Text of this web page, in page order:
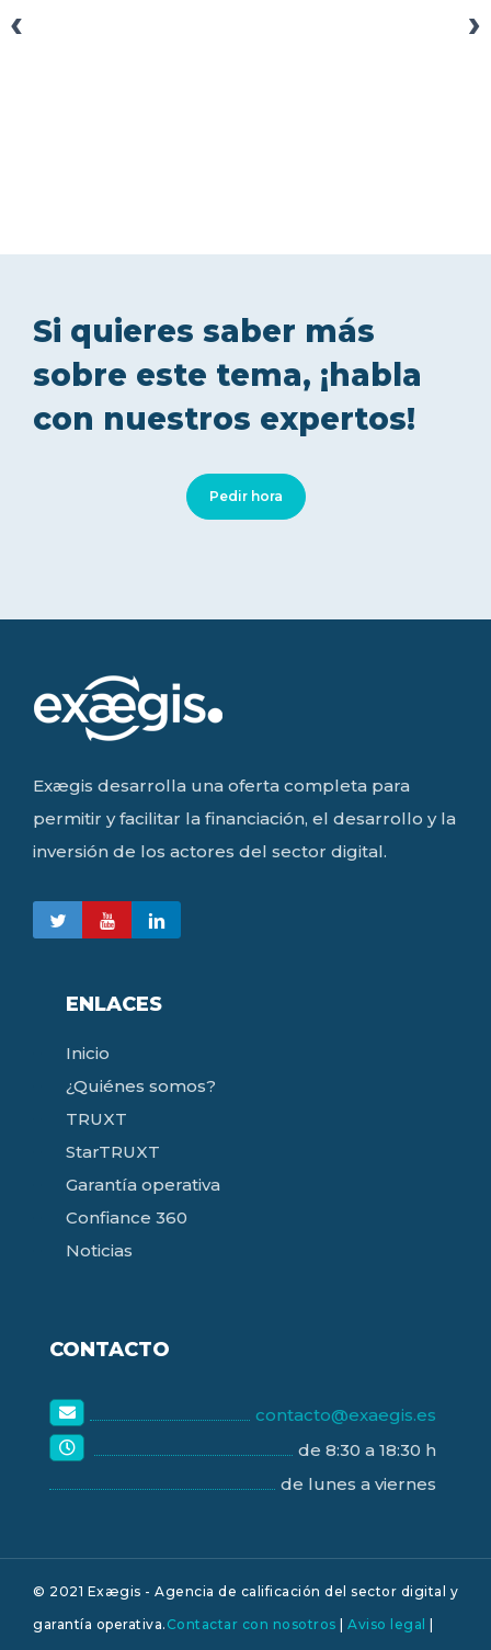
‹ ›
Pedir hora
Si quieres saber más
sobre este tema, ¡habla
con nuestros expertos!
Exægis desarrolla una oferta completa para
permitir y facilitar la financiación, el desarrollo y la
inversión de los actores del sector digital.
ENLACES
Inicio
¿Quiénes somos?
TRUXT
StarTRUXT
Garantía operativa
Confiance 360
Noticias
CONTACTO
contacto@exaegis.es
de 8:30 a 18:30 h
de lunes a viernes
© 2021 Exægis - Agencia de calificación del sector digital y
garantía operativa. Contactar con nosotros | Aviso legal |